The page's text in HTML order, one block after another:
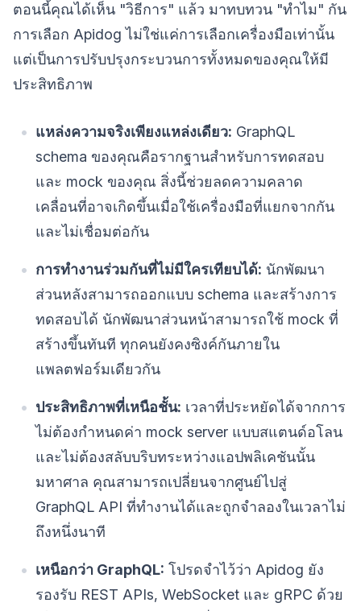
ตอนนี้คุณได้เห็น "วิธีการ" แล้ว มาทบทวน "ทำไม" กัน
การเลือก Apidog ไม่ใช่แค่การเลือกเครื่องมือเท่านั้น
แต่เป็นการปรับปรุงกระบวนการทั้งหมดของคุณให้มี
ประสิทธิภาพ
แหล่งความจริงเพียงแหล่งเดียว: GraphQL
schema ของคุณคือรากฐานสำหรับการทดสอบ
และ mock ของคุณ สิ่งนี้ช่วยลดความคลาด
เคลื่อนที่อาจเกิดขึ้นเมื่อใช้เครื่องมือที่แยกจากกัน
และไม่เชื่อมต่อกัน
การทำงานร่วมกันที่ไม่มีใครเทียบได้: นักพัฒนา
ส่วนหลังสามารถออกแบบ schema และสร้างการ
ทดสอบได้ นักพัฒนาส่วนหน้าสามารถใช้ mock ที่
สร้างขึ้นทันที ทุกคนยังคงซิงค์กันภายใน
แพลตฟอร์มเดียวกัน
ประสิทธิภาพที่เหนือชั้น: เวลาที่ประหยัดได้จากการ
ไม่ต้องกำหนดค่า mock server แบบสแตนด์อโลน
และไม่ต้องสลับบริบทระหว่างแอปพลิเคชันนั้น
มหาศาล คุณสามารถเปลี่ยนจากศูนย์ไปสู่
GraphQL API ที่ทำงานได้และถูกจำลองในเวลาไม่
ถึงหนึ่งนาที
เหนือกว่า GraphQL: โปรดจำไว้ว่า Apidog ยัง
รองรับ REST APIs, WebSocket และ gRPC ด้วย